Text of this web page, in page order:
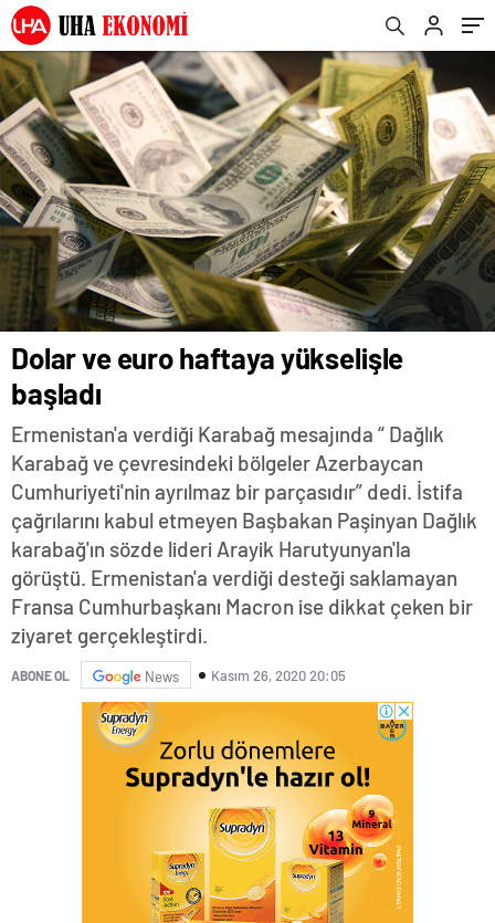
Dolar ve euro haftaya yükselişle
başladı
Ermenistan'a verdiği Karabağ mesajında “ Dağlık
Karabağ ve çevresindeki bölgeler Azerbaycan
Cumhuriyeti'nin ayrılmaz bir parçasıdır” dedi. İstifa
çağrılarını kabul etmeyen Başbakan Paşinyan Dağlık
karabağ'ın sözde lideri Arayik Harutyunyan'la
görüştü. Ermenistan'a verdiği desteği saklamayan
Fransa Cumhurbaşkanı Macron ise dikkat çeken bir
ziyaret gerçekleştirdi.
ABONE OL News Kasım 26, 2020 20:05